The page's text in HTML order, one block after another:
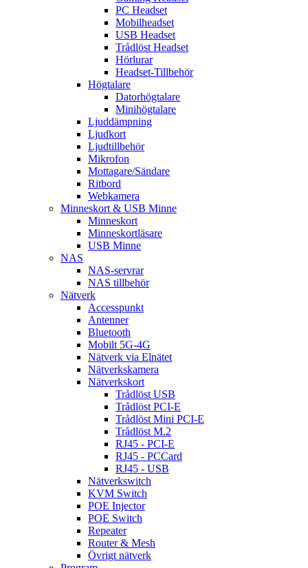
PC Headset
Mobilheadset
USB Headset
Trådlöst Headset
Hörlurar
Headset-Tillbehör
Högtalare
Datorhögtalare
Minihögtalare
Ljuddämpning
Ljudkort
Ljudtillbehör
Mikrofon
Mottagare/Sändare
Ritbord
Webkamera
Minneskort & USB Minne
Minneskort
Minneskortläsare
USB Minne
NAS
NAS-servrar
NAS tillbehör
Nätverk
Accesspunkt
Antenner
Bluetooth
Mobilt 5G-4G
Nätverk via Elnätet
Nätverkskamera
Nätverkskort
Trådlöst USB
Trådlöst PCI-E
Trådlöst Mini PCI-E
Trådlöst M.2
RJ45 - PCI-E
RJ45 - PCCard
RJ45 - USB
Nätverkswitch
KVM Switch
POE Injector
POE Switch
Repeater
Router & Mesh
Övrigt nätverk